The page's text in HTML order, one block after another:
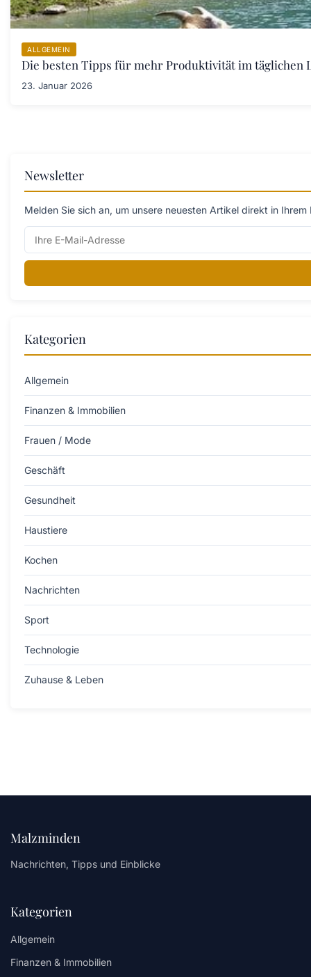
ALLGEMEIN
Die besten Tipps für mehr Produktivität im täglichen
23. Januar 2026
Newsletter
Melden Sie sich an, um unsere neuesten Artikel direkt in
Kategorien
Allgemein
Finanzen & Immobilien
Frauen / Mode
Geschäft
Gesundheit
Haustiere
Kochen
Nachrichten
Sport
Technologie
Zuhause & Leben
Malzminden
Nachrichten, Tipps und Einblicke
Kategorien
Allgemein
Finanzen & Immobilien